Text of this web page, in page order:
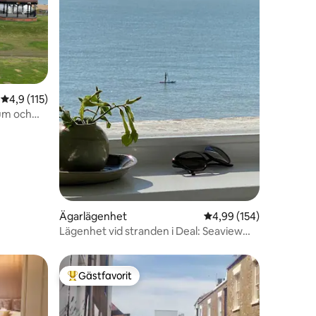
4,9 av 5 i genomsnittligt betyg, 115 omdömen
4,9 (115)
och
Ägarlägenhet 4,99 av 5 i
4,99 (154)
Lägenhet vid stranden i Deal: Seaview
Populär gästfavorit
Gästfavorit